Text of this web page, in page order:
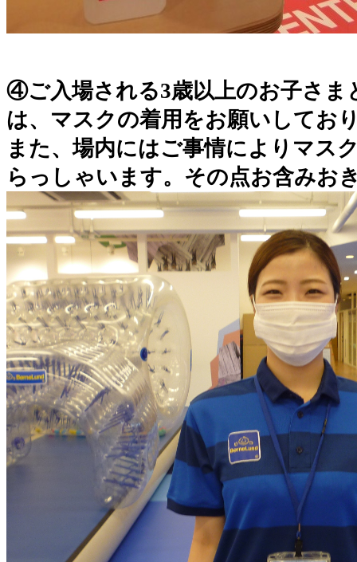
④ご入場される3歳以上のお子さま
は、マスクの着用をお願いしてお
また、場内にはご事情によりマス
らっしゃいます。その点お含みお